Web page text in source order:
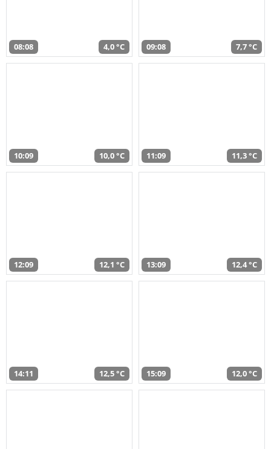
08:08 4,0 °C 09:08 7,7 °C
10:09 10,0 °C 11:09 11,3 °C
12:09 12,1 °C 13:09 12,4 °C
14:11 12,5 °C 15:09 12,0 °C